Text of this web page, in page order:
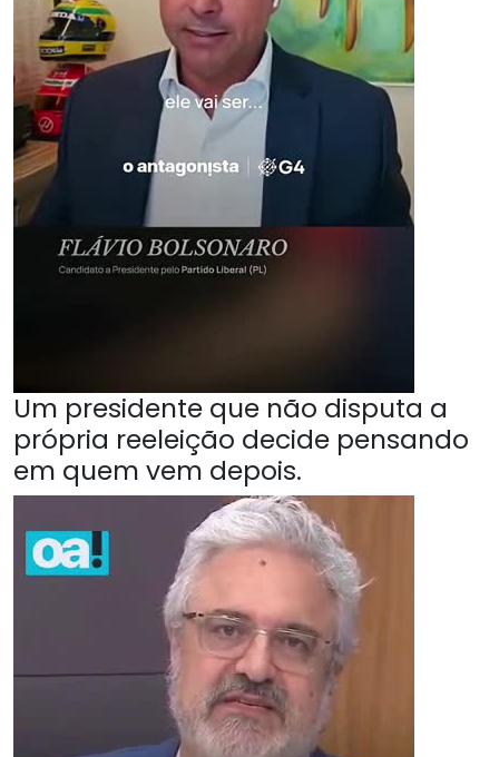
Um presidente que não disputa a
própria reeleição decide pensando
em quem vem depois.